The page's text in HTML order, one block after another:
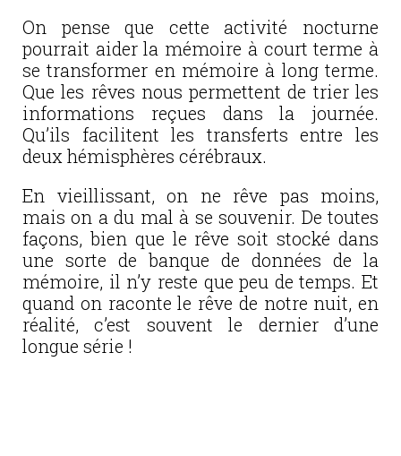
On pense que cette activité nocturne
pourrait aider la mémoire à court terme à
se transformer en mémoire à long terme.
Que les rêves nous permettent de trier les
informations reçues dans la journée.
Qu’ils facilitent les transferts entre les
deux hémisphères cérébraux.
En vieillissant, on ne rêve pas moins,
mais on a du mal à se souvenir. De toutes
façons, bien que le rêve soit stocké dans
une sorte de banque de données de la
mémoire, il n’y reste que peu de temps. Et
quand on raconte le rêve de notre nuit, en
réalité, c’est souvent le dernier d’une
longue série !